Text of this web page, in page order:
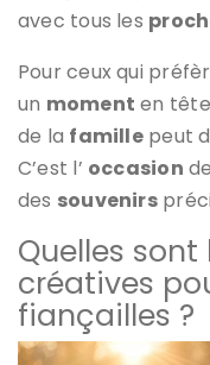
avec tous les
Pour ceux qui
un moment en
de la famillepeut
C’est l’ occasion
des souvenirs
Quelles
créatives
fiançailles ?